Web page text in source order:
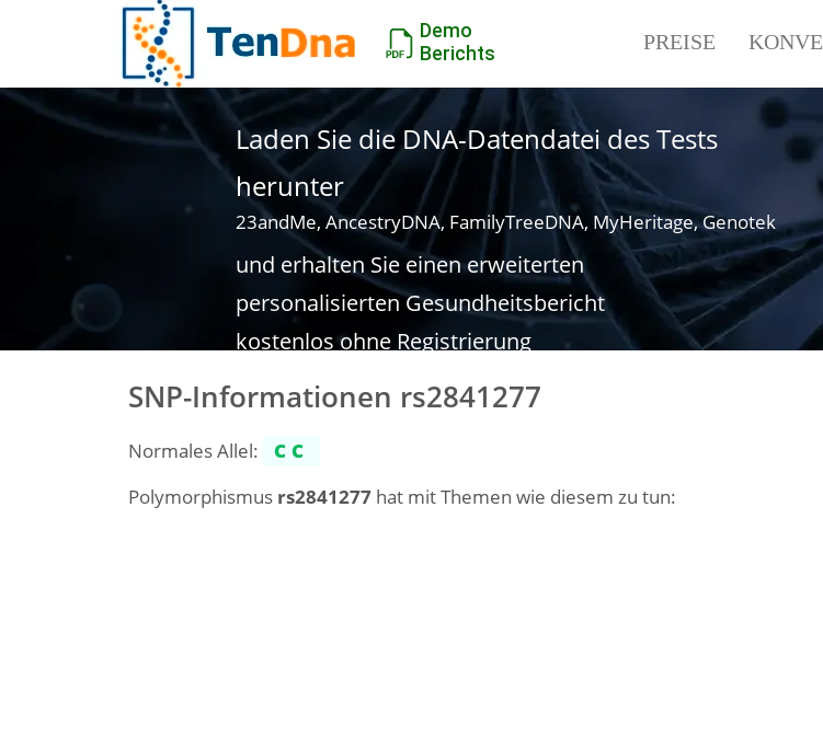
Demo
Berichts
PREISE
Laden Sie die DNA-Datendatei des Tests
herunter
23andMe, AncestryDNA, FamilyTreeDNA, MyHeritage, Genotek
und erhalten Sie einen erweiterten
personalisierten Gesundheitsbericht
kostenlos ohne Registrierung
SNP-Informationen rs2841277
Normales Allel:
CC
Polymorphismus rs2841277 hat mit Themen wie diesem zu tun: